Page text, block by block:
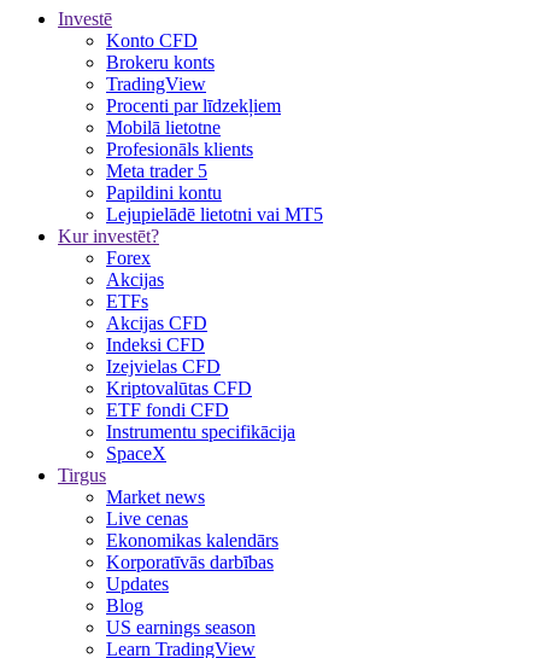
Investē
Konto CFD
Brokeru konts
TradingView
Procenti par līdzekļiem
Mobilā lietotne
Profesionāls klients
Meta trader 5
Papildini kontu
Lejupielādē lietotni vai MT5
Kur investēt?
Forex
Akcijas
ETFs
Akcijas CFD
Indeksi CFD
Izejvielas CFD
Kriptovalūtas CFD
ETF fondi CFD
Instrumentu specifikācija
SpaceX
Tirgus
Market news
Live cenas
Ekonomikas kalendārs
Korporatīvās darbības
Updates
Blog
US earnings season
Learn TradingView